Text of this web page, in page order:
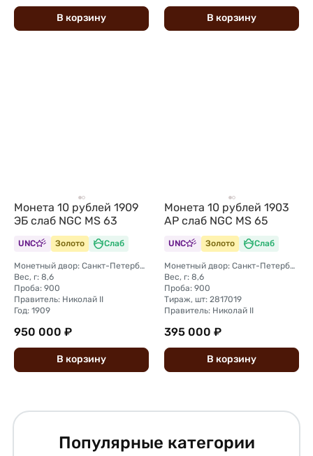
В корзину В корзину
Монета 10 рублей 1909
ЭБ слаб NGC MS 63
UNC Золото Слаб
Монетный двор: Санкт-Петербургский монетный двор
Вес, г: 8,6
Проба: 900
Правитель: Николай II
Год: 1909
950 000 ₽
В корзину
Монета 10 рублей 1903
АР слаб NGC MS 65
UNC Золото Слаб
Монетный двор: Санкт-Петербургский монетный двор
Вес, г: 8,6
Проба: 900
Тираж, шт: 2817019
Правитель: Николай II
395 000 ₽
В корзину
Популярные категории